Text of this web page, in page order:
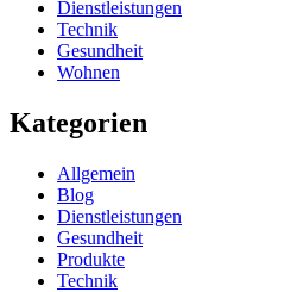
Dienstleistungen
Technik
Gesundheit
Wohnen
Kategorien
Allgemein
Blog
Dienstleistungen
Gesundheit
Produkte
Technik